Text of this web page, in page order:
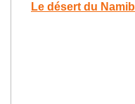
Le désert du Namib